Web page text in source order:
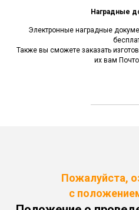
Наградные
Электронные наградные
Также вы cможете заказать
их вам
Пожалуйста,
с